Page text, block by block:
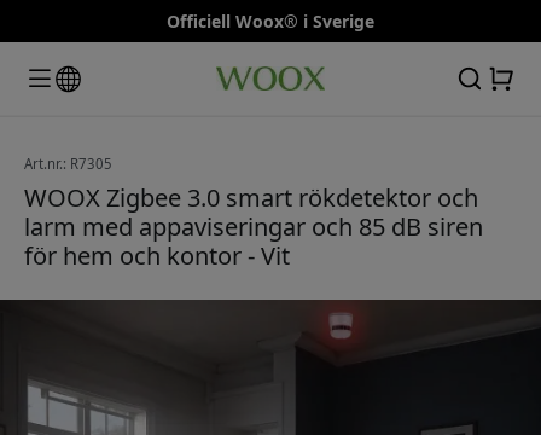
Officiell Woox® i Sverige
Art.nr.: R7305
WOOX Zigbee 3.0 smart rökdetektor och
larm med appaviseringar och 85 dB siren
för hem och kontor - Vit